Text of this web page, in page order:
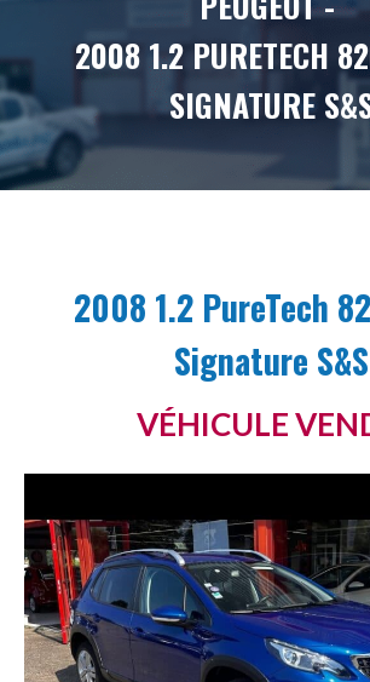
2008 1.2 PURETECH
SIGNATURE
2008 1.2 PureTech
Signature S&S
VÉHICULE